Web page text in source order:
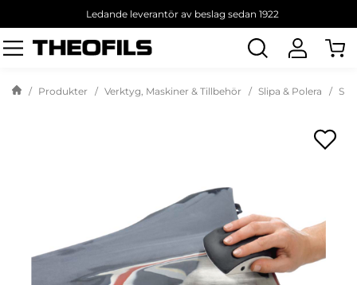
Ledande leverantör av beslag sedan 1922
Sök
produkt
Produkter Verktyg, Maskiner & Tillbehör Slipa & Polera